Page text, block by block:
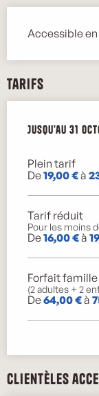
Accessible
Tarifs
Du7 mai 2026
Jusqu'au 31
Plein tarif
De19,00 €à
Tarif réduit
Pour les moins
De16,00 €à
Forfait famille
(2 adultes + 2
De64,00 €à
Clientèles